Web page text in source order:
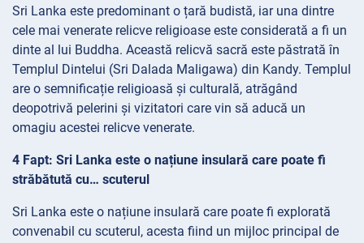
Sri Lanka este predominant o țară budistă, iar una dintre
cele mai venerate relicve religioase este considerată a fi un
dinte al lui Buddha. Această relicvă sacră este păstrată în
Templul Dintelui (Sri Dalada Maligawa) din Kandy. Templul
are o semnificație religioasă și culturală, atrăgând
deopotrivă pelerini și vizitatori care vin să aducă un
omagiu acestei relicve venerate.
4 Fapt: Sri Lanka este o națiune insulară care poate fi
străbătută cu… scuterul
Sri Lanka este o națiune insulară care poate fi explorată
convenabil cu scuterul, acesta fiind un mijloc principal de